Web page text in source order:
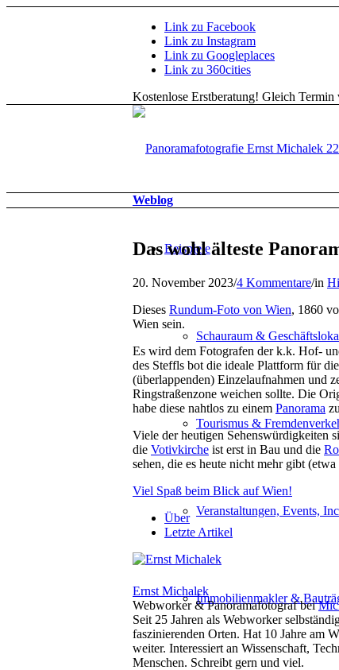
Link zu Facebook
Link zu Instagram
Link zu Googleplaces
Link zu 360cities
Kostenlose Erstberatung! Gleich Termin
Beispiele
Schauraum &
Tourismus &
Veranstaltungen, Events,
Immobilienmakler &
Weblog
Das wohl älteste
20. November 2023/4 Kommentare/in
Dieses Rundum-Foto von Wien, 1860
Wien sein.
Es wird dem Fotografen der k.k. Hof-
des Steffls bot die ideale Plattform für
(überlappenden) Einzelaufnahmen und
Ringstraßenzone weichen sollte. Die
habe diese nahtlos zu einem Panorama
Viele der heutigen Sehenswürdigkeiten
die Votivkirche ist erst in Bau und die
sehen, die es heute nicht mehr gibt (etwa
Viel Spaß beim Blick auf Wien!
Über
Letzte Artikel
Ernst Michalek
Webworker & Panoramafotografbei
Seit 25 Jahren als Webworker
faszinierenden Orten. Hat 10 Jahre am
weiter. Interessiert an Wissenschaft,
Menschen. Schreibt gern und viel.